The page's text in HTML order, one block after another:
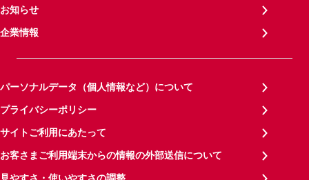
お知らせ
企業情報
パーソナルデータ（個人情報など）について
プライバシーポリシー
サイトご利用にあたって
お客さまご利用端末からの情報の外部送信について